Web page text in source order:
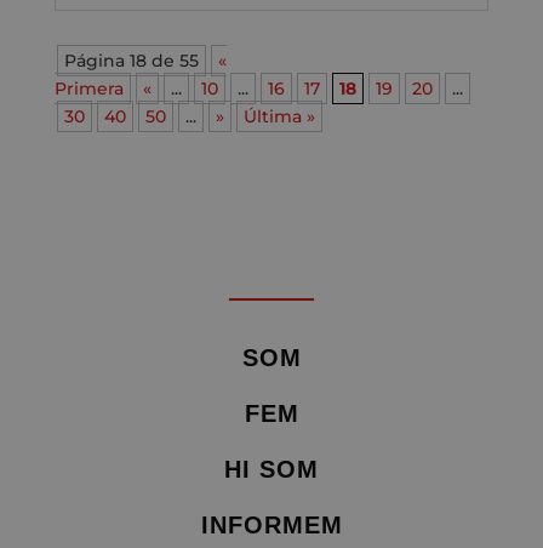
Página 18 de 55
«
Primera
« ... 10 ... 16 17 18 19 20
...
30
40 50 ... » Última »
SOM
FEM
HI SOM
INFORMEM